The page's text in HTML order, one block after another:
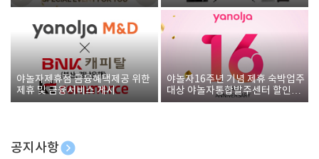
야놀자제휴점 금융혜택제공 위한
제휴 및 금융서비스 게시
야놀자16주년 기념 제휴 숙박업주
대상 야놀자통합발주센터 할인쿠
폰 증정
공지사항
[호텔업] 개인정보 처리방침 개정본1 (19.09.02)